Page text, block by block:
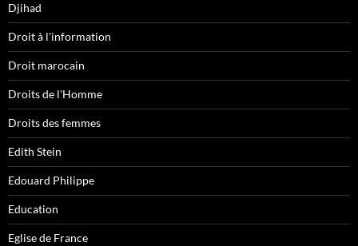
Djihad
Droit à l'information
Droit marocain
Droits de l'Homme
Droits des femmes
Edith Stein
Edouard Philippe
Education
Eglise de France